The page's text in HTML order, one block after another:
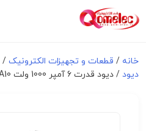
خانه / قطعات و تجهیزات الکترونیک/
دیود / دیود قدرت 6 آمپر 1000 ولت 6A10